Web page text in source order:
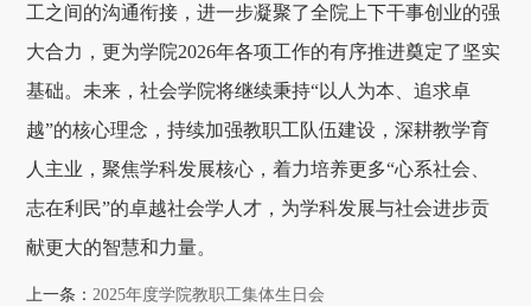
工之间的沟通衔接，进一步凝聚了全院上下干事创业的强
大合力，更为学院2026年各项工作的有序推进奠定了坚实
基础。未来，社会学院将继续秉持“以人为本、追求卓
越”的核心理念，持续加强教职工队伍建设，深耕教学育
人主业，聚焦学科发展核心，着力培养更多“心系社会、
志在利民”的卓越社会学人才，为学科发展与社会进步贡
献更大的智慧和力量。
上一条：2025年度学院教职工集体生日会